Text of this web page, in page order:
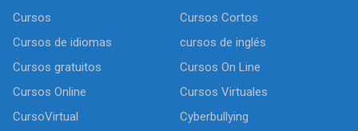
Cursos
Cursos Cortos
Cursos de idiomas
cursos de inglés
Cursos gratuitos
Cursos On Line
Cursos Online
Cursos Virtuales
CursoVirtual
Cyberbullying